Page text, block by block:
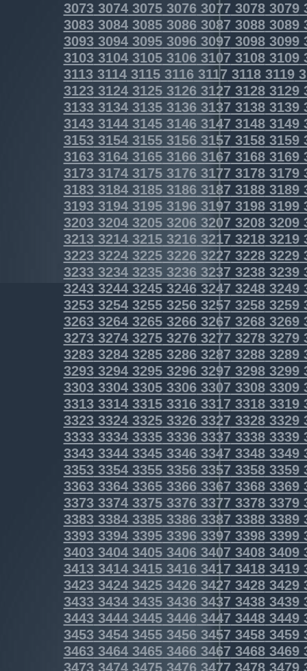
3073307430753076307730783079
3083308430853086308730883089
3093309430953096309730983099
3103310431053106310731083109
3113311431153116311731183119
3123312431253126312731283129
3133313431353136313731383139
3143314431453146314731483149
3153315431553156315731583159
3163316431653166316731683169
3173317431753176317731783179
3183318431853186318731883189
3193319431953196319731983199
3203320432053206320732083209
3213321432153216321732183219
3223322432253226322732283229
3233323432353236323732383239
3243324432453246324732483249
3253325432553256325732583259
3263326432653266326732683269
3273327432753276327732783279
3283328432853286328732883289
3293329432953296329732983299
3303330433053306330733083309
3313331433153316331733183319
3323332433253326332733283329
3333333433353336333733383339
3343334433453346334733483349
3353335433553356335733583359
3363336433653366336733683369
3373337433753376337733783379
3383338433853386338733883389
3393339433953396339733983399
3403340434053406340734083409
3413341434153416341734183419
3423342434253426342734283429
3433343434353436343734383439
3443344434453446344734483449
3453345434553456345734583459
3463346434653466346734683469
3473347434753476347734783479